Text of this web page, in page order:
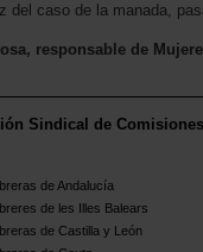
del caso de la manada,
responsable de
Sindical de
de Andalucía
de les Illes Balears
de Castilla y León